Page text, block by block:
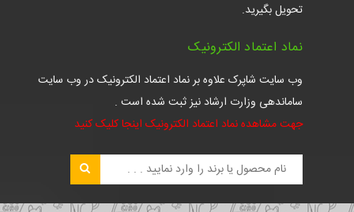
تحویل بگیرید.
نماد اعتماد الکترونیک
وب سایت شاپرک علاوه بر نماد اعتماد الکترونیک در وب سایت
ساماندهی وزارت ارشاد نیز ثبت شده است .
جهت مشاهده نماد اعتماد الکترونیک اینجا کلیک کنید